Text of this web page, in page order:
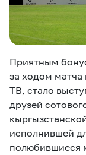
Приятным
за ходом
ТВ, стало
друзей
исполнившей
полюбившиеся